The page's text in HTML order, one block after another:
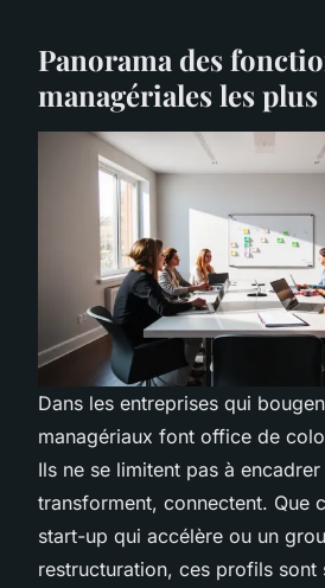
Panorama des
managériales les
Dans les entreprises qui
managériaux font office de
Ils ne se limitent pas à
transforment, connectent. Que
start-up qui accélère ou un
restructuration, ces profils